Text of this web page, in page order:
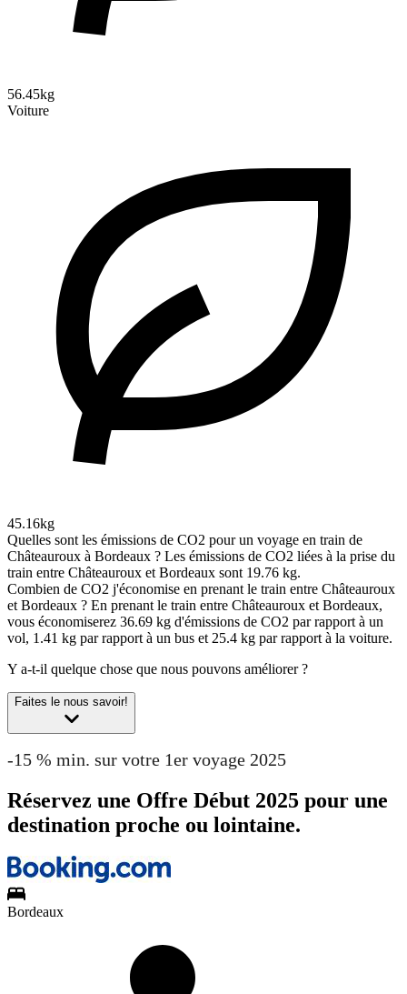
56.45kg
Voiture
45.16kg
Quelles sont les émissions de CO2 pour un voyage en train de
Châteauroux à Bordeaux ? Les émissions de CO2 liées à la prise du
train entre Châteauroux et Bordeaux sont 19.76 kg.
Combien de CO2 j'économise en prenant le train entre Châteauroux
et Bordeaux ? En prenant le train entre Châteauroux et Bordeaux,
vous économiserez 36.69 kg d'émissions de CO2 par rapport à un
vol, 1.41 kg par rapport à un bus et 25.4 kg par rapport à la voiture.
Y a-t-il quelque chose que nous pouvons améliorer ?
Faites le nous savoir!
-15 % min. sur votre 1er voyage 2025
Réservez une Offre Début 2025 pour une
destination proche ou lointaine.
Bordeaux